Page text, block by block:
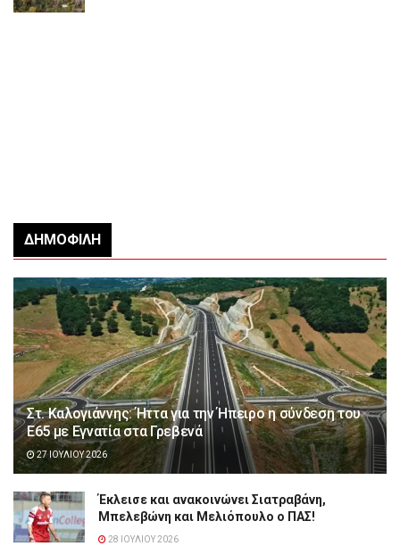
ΔΗΜΟΦΙΛΉ
Στ. Καλογιάννης: Ήττα για την Ήπειρο η σύνδεση του
Ε65 με Εγνατία στα Γρεβενά
27 ΙΟΥΛΊΟΥ 2026
Έκλεισε και ανακοινώνει Σιατραβάνη,
Μπελεβώνη και Μελιόπουλο ο ΠΑΣ!
28 ΙΟΥΛΊΟΥ 2026